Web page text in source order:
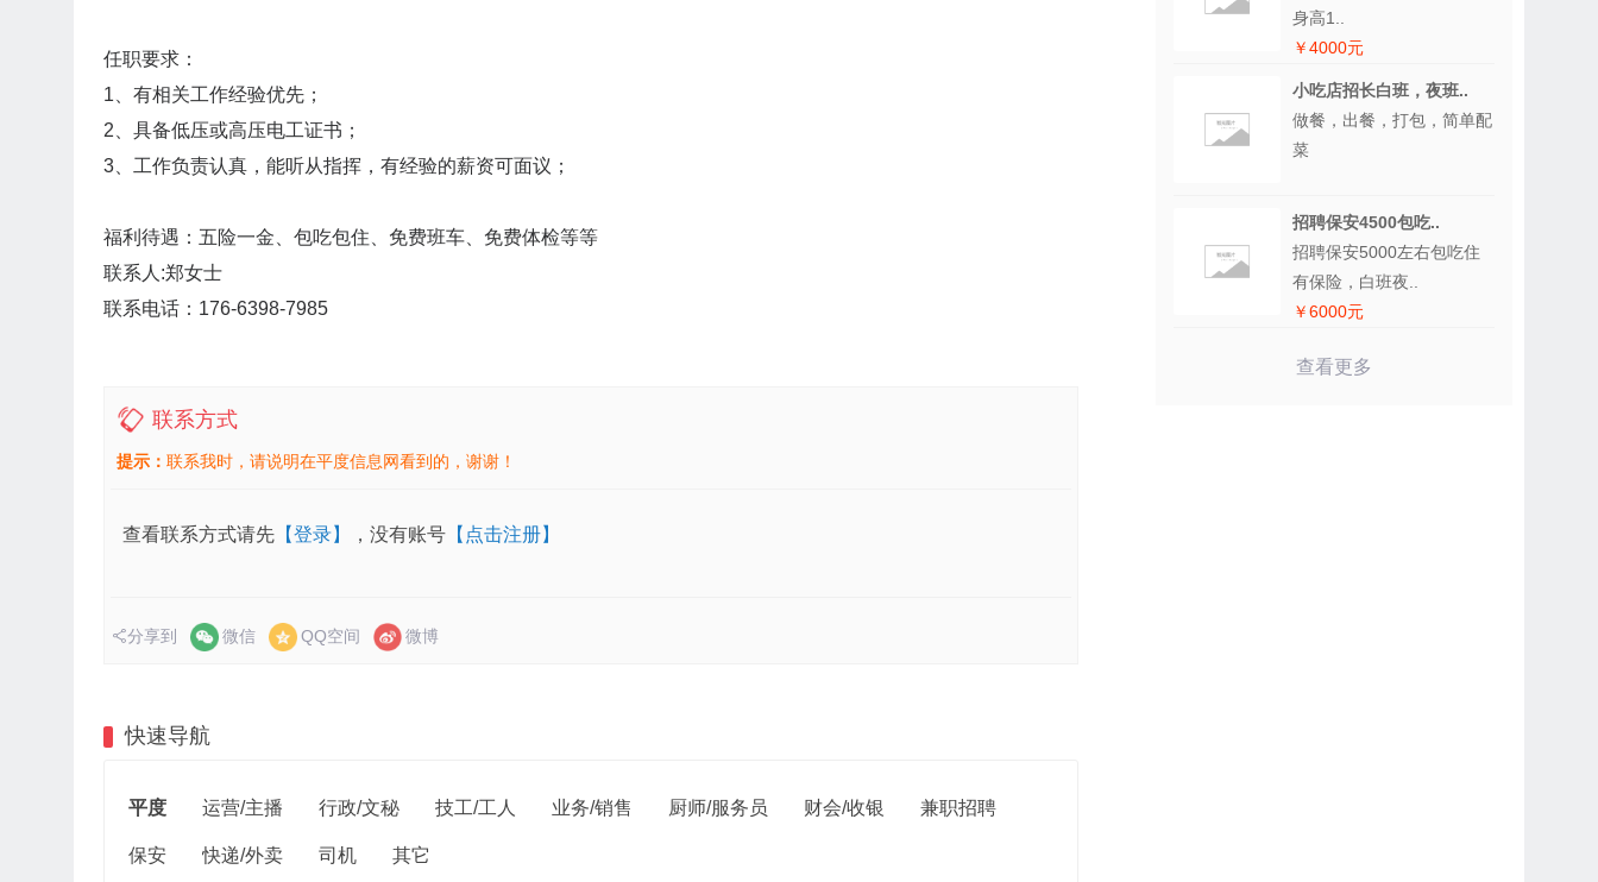
任职要求：
1、有相关工作经验优先；
2、具备低压或高压电工证书；
3、工作负责认真，能听从指挥，有经验的薪资可面议；
福利待遇：五险一金、包吃包住、免费班车、免费体检等等
联系人:郑女士
联系电话：176-6398-7985
联系方式
提示： 联系我时，请说明在平度信息网看到的，谢谢！
查看联系方式请先 【登录】 ，没有账号 【点击注册】
分享到 微信 QQ空间 微博
快速导航
平度 运营/主播 行政/文秘 技工/工人 业务/销售 厨师/服务员 财会/收银 兼职招聘
保安 快递/外卖 司机 其它
身高1..
￥4000元
小吃店招长白班，夜班..
做餐，出餐，打包，简单配
菜
招聘保安4500包吃..
招聘保安5000左右包吃住
有保险，白班夜..
￥6000元
查看更多